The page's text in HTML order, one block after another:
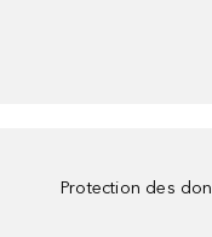
Protection des